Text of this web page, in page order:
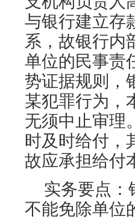
与银行建立存
系，故银行内
单位的民事责
势证据规则，
某犯罪行为，
无须中止审理
时及时给付，
故应承担给付
实务要点：
不能免除单位